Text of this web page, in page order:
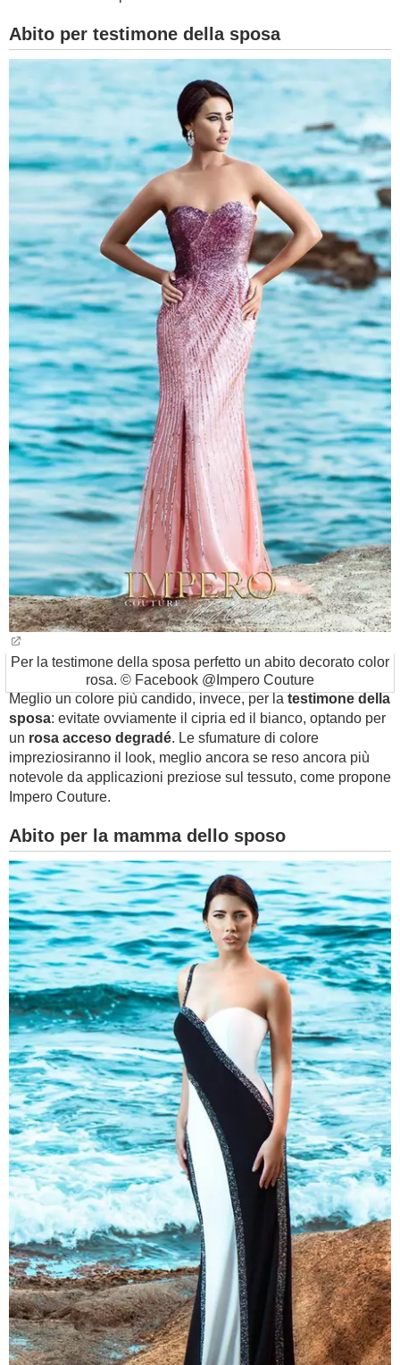
Abito per testimone della sposa
Per la testimone della sposa perfetto un abito decorato color
rosa. © Facebook @Impero Couture
Meglio un colore più candido, invece, per la testimone della
sposa: evitate ovviamente il cipria ed il bianco, optando per
un rosa acceso degradé. Le sfumature di colore
impreziosiranno il look, meglio ancora se reso ancora più
notevole da applicazioni preziose sul tessuto, come propone
Impero Couture.
Abito per la mamma dello sposo